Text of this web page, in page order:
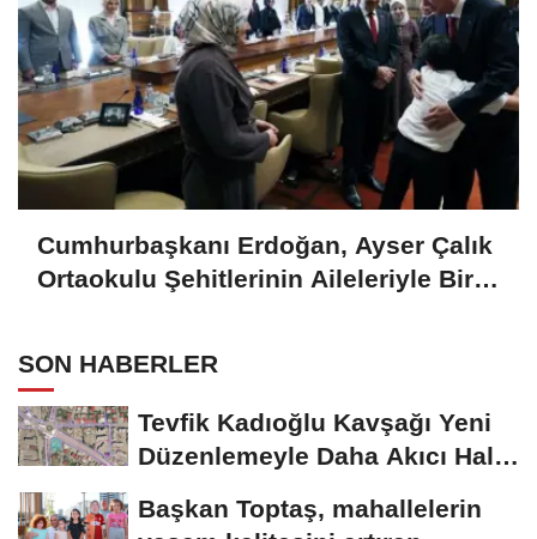
Cumhurbaşkanı Erdoğan, Ayser Çalık
Ortaokulu Şehitlerinin Aileleriyle Bir
SON HABERLER
Tevfik Kadıoğlu Kavşağı Yeni
Düzenlemeyle Daha Akıcı Hale
Başkan Toptaş, mahallelerin